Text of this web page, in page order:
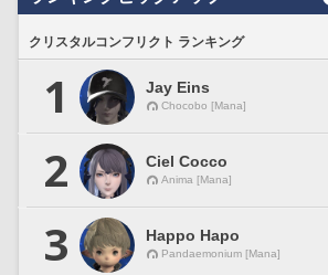
クリスタルコンフリクト ランキング
1 Jay Eins
Chocobo [Mana]
2 Ciel Cocco
Anima [Mana]
3 Happo Hapo
Pandaemonium [Mana]